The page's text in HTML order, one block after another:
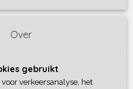
van zeer stevig vilt.
Over
gebruikt
verkeersanalyse, het